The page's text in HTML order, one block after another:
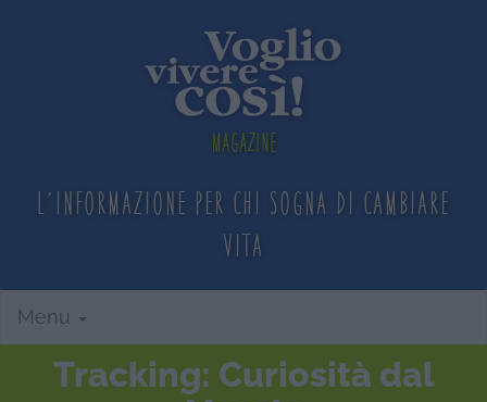
Magazine
L'informazione per chi sogna di cambiare
vita
Menu
Tracking: Curiosità dal